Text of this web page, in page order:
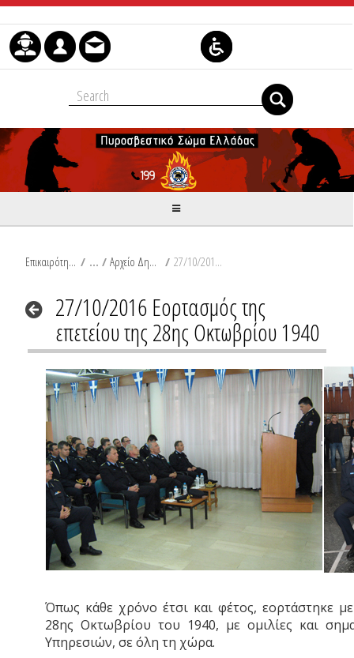
Skip to Content
Επικαιρότητα / Αρχείο Δημοσιεύσεων / 27/10/2016 Εορτασμός της επετείου της 28ης Οκτωβρίου 1940
27/10/2016 Εορτασμός της
επετείου της 28ης Οκτωβρίου 1940
Όπως κάθε χρόνο έτσι και φέτος, εορτάστηκε
28ης Οκτωβρίου του 1940, με ομιλίες και
Υπηρεσιών, σε όλη τη χώρα.